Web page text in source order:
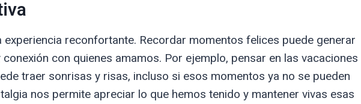
experiencia reconfortante. Recordar momentos felices puede generar
con quienes amamos. Por ejemplo, pensar en las vacaciones
traer sonrisas y risas, incluso si esos momentos ya no se pueden
nos permite apreciar lo que hemos tenido y mantener vivas esas